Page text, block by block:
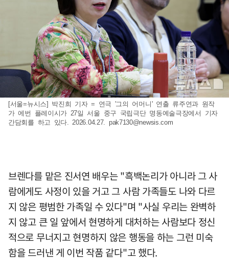
[서울=뉴시스] 박진희 기자 = 연극 '그의 어머니' 연출 류주연과 원작
가 에번 플레이시가 27일 서울 중구 국립극단 명동예술극장에서 기자
간담회를 하고 있다. 2026.04.27. pak7130@newsis.com
브렌다를 맡은 진서연 배우는 "흑백논리가 아니라 그 사
람에게도 사정이 있을 거고 그 사람 가족들도 나와 다르
지 않은 평범한 가족일 수 있다"며 "사실 우리는 완벽하
지 않고 큰 일 앞에서 현명하게 대처하는 사람보다 정신
적으로 무너지고 현명하지 않은 행동을 하는 그런 미숙
함을 드러낸 게 이번 작품 같다"고 했다.